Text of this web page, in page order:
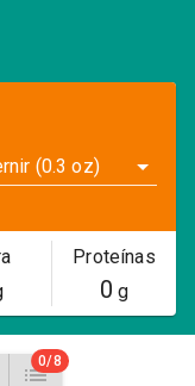
(0.3 oz)
Proteínas
0 g
0/8